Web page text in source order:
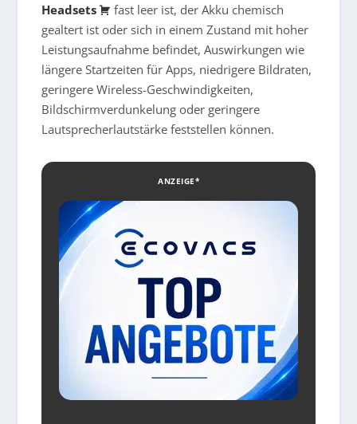
Headsets
fast leer ist, der Akku chemisch
gealtert ist oder sich in einem Zustand mit hoher
Leistungsaufnahme befindet, Auswirkungen wie
längere Startzeiten für Apps, niedrigere Bildraten,
geringere Wireless-Geschwindigkeiten,
Bildschirmverdunkelung oder geringere
Lautsprecherlautstärke feststellen können.
ANZEIGE*